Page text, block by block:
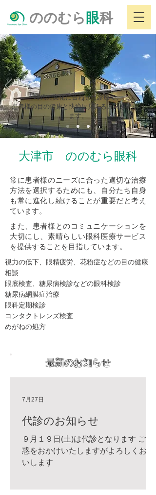
ののむら 眼科
時代の変化に合わせた診療で、
患者様の目の健康と快適に見える方法を追求し
ます。
大津市 ののむら眼科
常に患者様のニーズに合った適切な治療
方法を選択するためにも、自分たち自身
も常に進化し続けることが重要だと考え
ています。
また、患者様とのコミュニケーションを
大切にし、素晴らしい眼科医療サービス
を提供することを目指しています。
視力の低下、眼精疲労、花粉症などの目の健康
相談
眼底検査、糖尿病検診などの眼科検診
糖尿病網膜症治療
眼科定期検診
コンタクトレンズ検査
めがねの処方
最新のお知らせ
代診のお知らせ
９月１９日(土)は代診となります ご迷
惑をおかけいたしますがよろしくお願
いします
7月27日